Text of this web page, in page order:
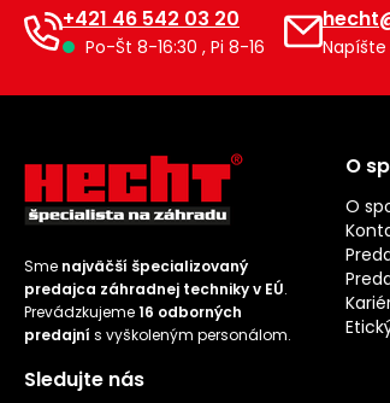
+421 46 542 03 20
Po-Št 8-16:30 , Pi 8-16
Sme najväčší špecializovaný
predajca záhradnej techniky v EÚ.
Prevádzkujeme16 odborných
predajní s vyškoleným personálom.
Sledujte nás
O
O